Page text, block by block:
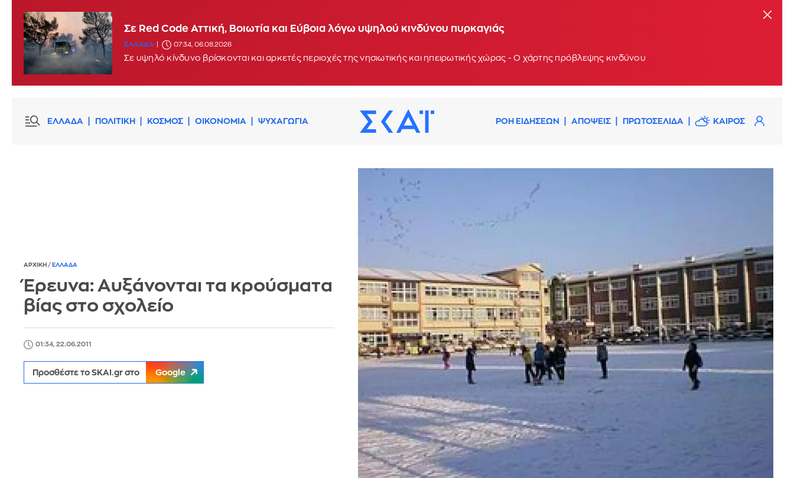
Σε Red Code Αττική, Βοιωτία και Εύβοια λόγω υψηλού κινδύνου πυρκαγιάς
ΕΛΛΑΔΑ 07:34, 06.08.2026
Σε υψηλό κίνδυνο βρίσκονται και αρκετές περιοχές της νησιωτικής και ηπειρωτικής χώρας - Ο χάρτης πρόβλεψης κινδύνου
ΕΛΛΑΔΑ ΠΟΛΙΤΙΚΗ ΚΟΣΜΟΣ ΟΙΚΟΝΟΜΙΑ ΨΥΧΑΓΩΓΙΑ ΡΟΗ ΕΙΔΗΣΕΩΝ ΑΠΟΨΕΙΣ ΠΡΩΤΟΣΕΛΙΔΑ ΚΑΙΡΟΣ
ΑΡΧΙΚΗ / ΕΛΛΑΔΑ
Έρευνα: Αυξάνονται τα κρούσματα
βίας στο σχολείο
01:34, 22.06.2011
Προσθέστε το SKAI.gr στο Google